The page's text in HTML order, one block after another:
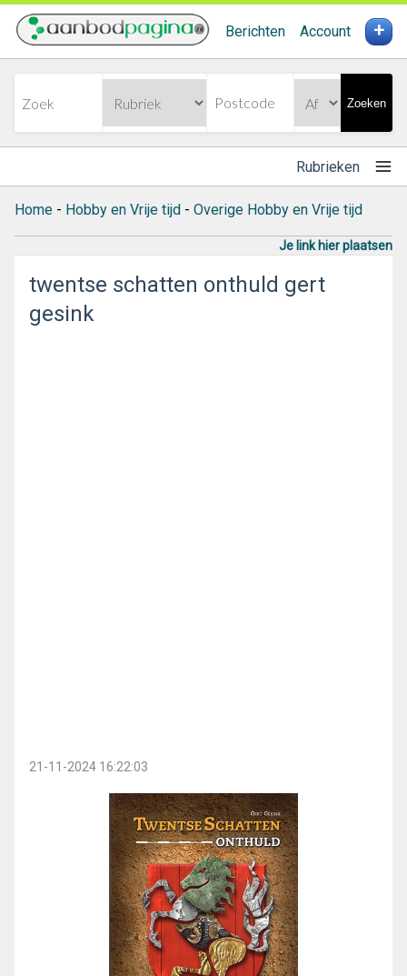
Berichten Account +
Zoeken
Rubrieken
Home - Hobby en Vrije tijd - Overige Hobby en Vrije tijd
Je link hier plaatsen
twentse schatten onthuld gert
gesink
21-11-2024 16:22:03